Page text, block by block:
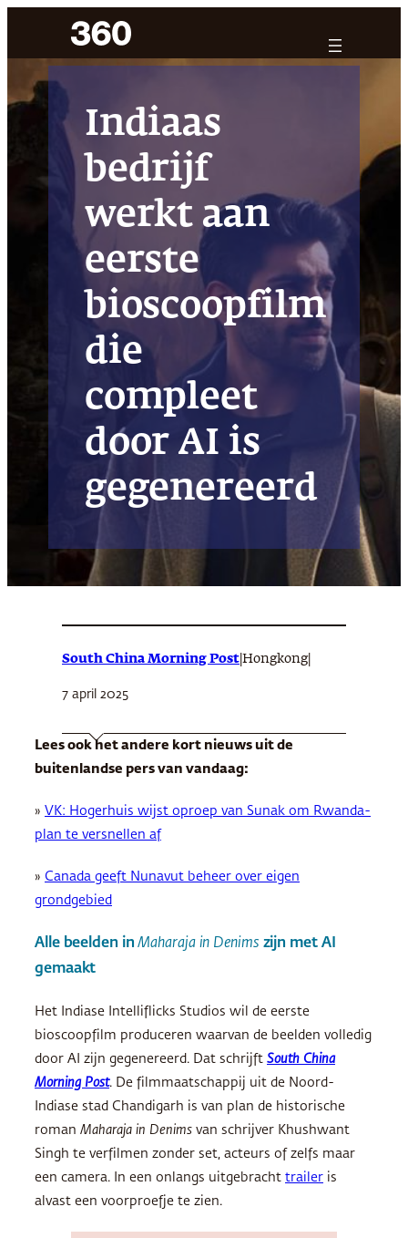
inhoud
Indiaas
bedrijf
werkt aan
eerste
bioscoopfilm
die
compleet
door AI is
gegenereerd
South China Morning Post Hongkong|
7 april 2025
Lees ook het andere kort nieuws uit de
buitenlandse pers van vandaag:
» VK: Hogerhuis wijst oproep van Sunak om Rwanda-
plan te versnellen af
» Canada geeft Nunavut beheer over eigen
grondgebied
Alle beelden inMaharaja in Denims zijn met AI
gemaakt
Het Indiase Intelliflicks Studios wil de eerste
bioscoopfilm produceren waarvan de beelden volledig
door AI zijn gegenereerd. Dat schrijft South China
Morning Post. De filmmaatschappij uit de Noord-
Indiase stad Chandigarh is van plan de historische
roman Maharaja in Denims van schrijver Khushwant
Singh te verfilmen zonder set, acteurs of zelfs maar
een camera. In een onlangs uitgebracht trailer is
alvast een voorproefje te zien.